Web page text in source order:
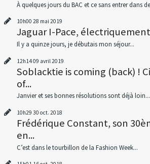
À quelques jours du BAC et ce sans entrer dans
10h00 28 mai 2019
Jaguar I-Pace,
Il y a quinze jours, je débutais mon séjour...
12h1409 avril 2019
Soblacktie is coming (back) !
of...
Janvier et ses bonnes résolutions sont déjà loin...
10h29 30 oct. 2018
Frédérique Constant, son
en...
C’est dans le tourbillon de la Fashion Week...